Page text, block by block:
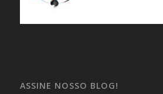
ASSINE NOSSO BLOG!